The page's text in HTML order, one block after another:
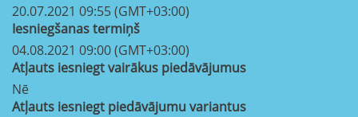
20.07.2021 09:55 (GMT+03:00)
Iesniegšanas termiņš
04.08.2021 09:00 (GMT+03:00)
Atļauts iesniegt vairākus piedāvājumus
Nē
Atļauts iesniegt piedāvājumu variantus